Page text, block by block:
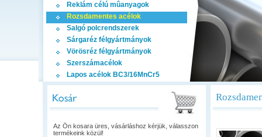
Reklám célú mûanyagok
Rozsdamentes acélok
Salgó polcrendszerek
Sárgaréz félgyártmányok
Vörösréz félgyártmányok
Szerszámacélok
Lapos acélok BC3/16MnCr5
Az Ön kosara üres, vásárláshoz kérjük, válasszon
termékeink közül!